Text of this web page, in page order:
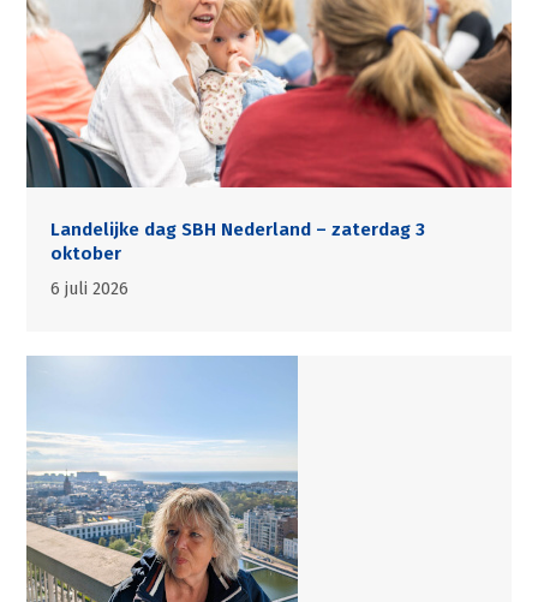
Landelijke dag SBH Nederland – zaterdag 3
oktober
6 juli 2026